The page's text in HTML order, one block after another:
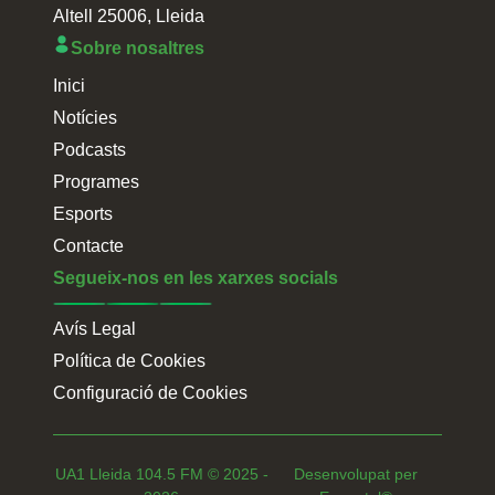
Altell 25006, Lleida
Sobre nosaltres
Inici
Notícies
Podcasts
Programes
Esports
Contacte
Segueix-nos en les xarxes socials
Avís Legal
Política de Cookies
Configuració de Cookies
UA1 Lleida 104.5 FM © 2025 -
Desenvolupat per